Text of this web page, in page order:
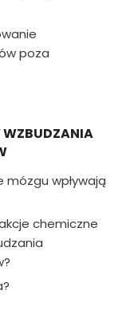
poza
WZBUDZANIA
mózgu wpływają
chemiczne